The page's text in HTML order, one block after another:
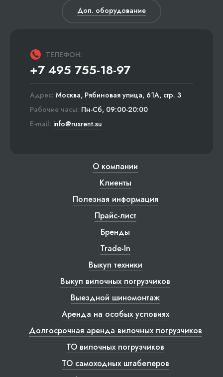
Доп. оборудование
ТЕЛЕФОН:
+7 495 755-18-97
Адрес: Москва, Рябиновая улица, 61А, стр. 3
Рабочие часы: Пн-Сб, 09:00-20:00
E-mail: info@rusrent.su
О компании
Клиенты
Полезная информация
Прайс-лист
Бренды
Trade-In
Выкуп техники
Выкуп вилочных погрузчиков
Выездной шиномонтаж
Аренда на особых условиях
Долгосрочная аренда вилочных погрузчиков
ТО вилочных погрузчиков
ТО самоходных штабелеров